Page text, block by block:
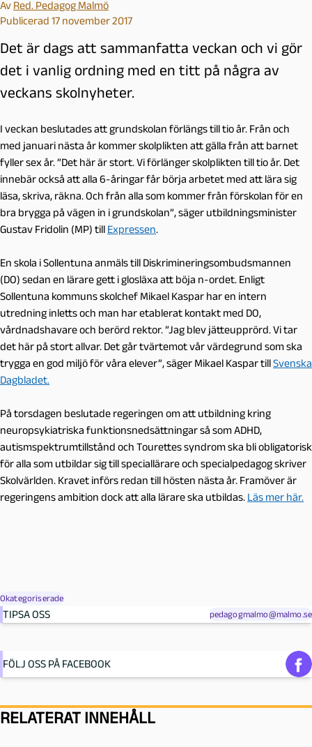
Av Red. Pedagog Malmö
Publicerad 17 november 2017
Det är dags att sammanfatta veckan och vi gör
det i vanlig ordning med en titt på några av
veckans skolnyheter.
I veckan beslutades att grundskolan förlängs till tio år. Från och
med januari nästa år kommer skolplikten att gälla från att barnet
fyller sex år. ”Det här är stort. Vi förlänger skolplikten till tio år. Det
innebär också att alla 6-åringar får börja arbetet med att lära sig
läsa, skriva, räkna. Och från alla som kommer från förskolan för en
bra brygga på vägen in i grundskolan”, säger utbildningsminister
Gustav Fridolin (MP) till Expressen.
En skola i Sollentuna anmäls till Diskrimineringsombudsmannen
(DO) sedan en lärare gett i glosläxa att böja n-ordet. Enligt
Sollentuna kommuns skolchef Mikael Kaspar har en intern
utredning inletts och man har etablerat kontakt med DO,
vårdnadshavare och berörd rektor. ”Jag blev jätteupprörd. Vi tar
det här på stort allvar. Det går tvärtemot vår värdegrund som ska
trygga en god miljö för våra elever”, säger Mikael Kaspar tillSvenska
Dagbladet.
På torsdagen beslutade regeringen om att utbildning kring
neuropsykiatriska funktionsnedsättningar så som ADHD,
autismspektrumtillstånd och Tourettes syndrom ska bli obligatorisk
för alla som utbildar sig till speciallärare och specialpedagog skriver
Skolvärlden. Kravet införs redan till hösten nästa år. Framöver är
regeringens ambition dock att alla lärare ska utbildas. Läs mer här.
Okategoriserade
TIPSA OSS pedagogmalmo@malmo.se
FÖLJ OSS PÅ FACEBOOK
RELATERAT INNEHÅLL